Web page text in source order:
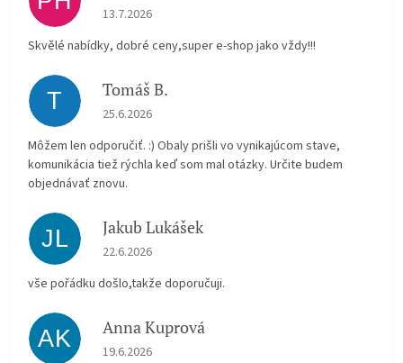
Hodnocení obchodu je 5 z 5 hvězdiček.
13.7.2026
Skvělé nabídky, dobré ceny,super e-shop jako vždy!!!
T Tomáš B.
Hodnocení obchodu je 5 z 5 hvězdiček.
25.6.2026
Môžem len odporučiť. :) Obaly prišli vo vynikajúcom stave,
komunikácia tiež rýchla keď som mal otázky. Určite budem
objednávať znovu.
JL Jakub Lukášek
Hodnocení obchodu je 5 z 5 hvězdiček.
22.6.2026
vše pořádku došlo,takže doporučuji.
AK Anna Kuprová
Hodnocení obchodu je 5 z 5 hvězdiček.
19.6.2026